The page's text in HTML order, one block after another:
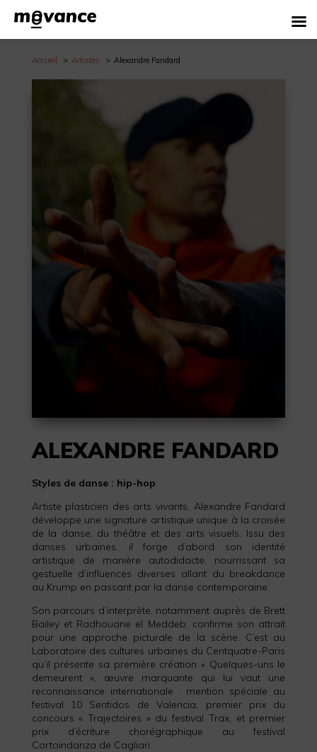
Accueil Artistes Alexandre Fandard
ALEXANDRE FANDARD
Styles de danse : hip-hop
Artiste plasticien des arts vivants, Alexandre Fandard
développe une signature artistique unique à la croisée
de la danse, du théâtre et des arts visuels. Issu des
danses urbaines, il forge d’abord son identité
artistique de manière autodidacte, nourrissant sa
gestuelle d’influences diverses allant du breakdance
au Krump en passant par la danse contemporaine.
Son parcours d’interprète, notamment auprès de Brett
Bailey et Radhouane el Meddeb, confirme son attrait
pour une approche picturale de la scène. C’est au
Laboratoire des cultures urbaines du Centquatre-Paris
qu’il présente sa première création « Quelques-uns le
demeurent », œuvre marquante qui lui vaut une
reconnaissance internationale : mention spéciale au
festival 10 Sentidos de Valencia, premier prix du
concours « Trajectoires » du festival Trax, et premier
prix d’écriture chorégraphique au festival
Cortoindanza de Cagliari.